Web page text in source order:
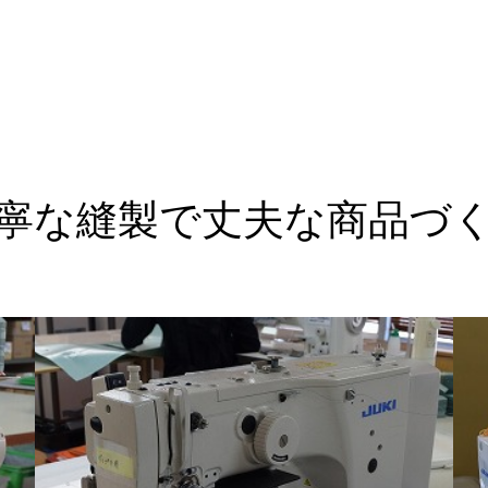
な縫製で丈夫な商品づ